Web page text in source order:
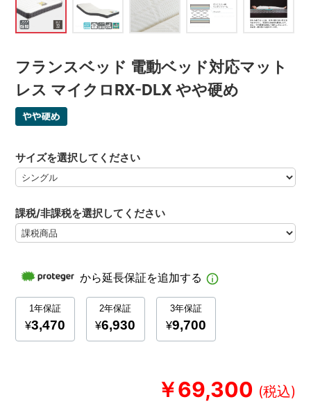
フランスベッド 電動ベッド対応マット
レス マイクロRX-DLX やや硬め
￥69,300
サイズを選択してください
課税/非課税を選択してください